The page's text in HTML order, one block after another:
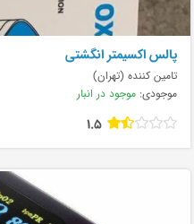
پالس اکسیمتر انگشتی
تامین کننده (تهران)
موجودی: موجود در انبار
1.5